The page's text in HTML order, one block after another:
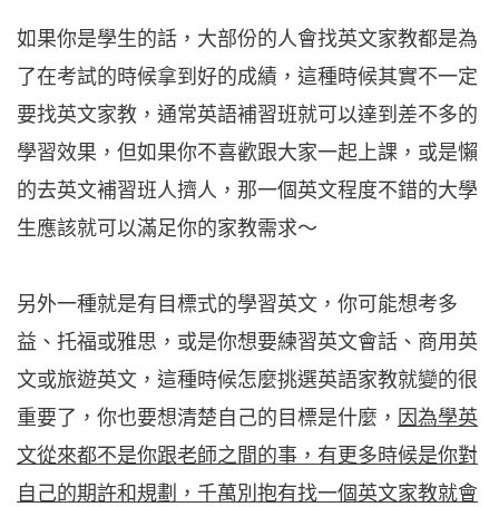
如果你是學生的話，大部份的人會找英文家教都是為
了在考試的時候拿到好的成績，這種時候其實不一定
要找英文家教，通常英語補習班就可以達到差不多的
學習效果，但如果你不喜歡跟大家一起上課，或是懶
的去英文補習班人擠人，那一個英文程度不錯的大學
生應該就可以滿足你的家教需求～
另外一種就是有目標式的學習英文，你可能想考多
益、托福或雅思，或是你想要練習英文會話、商用英
文或旅遊英文，這種時候怎麼挑選英語家教就變的很
重要了，你也要想清楚自己的目標是什麼， 因為學英
文從來都不是你跟老師之間的事，有更多時候是你對
自己的期許和規劃，千萬別抱有找一個英文家教就會